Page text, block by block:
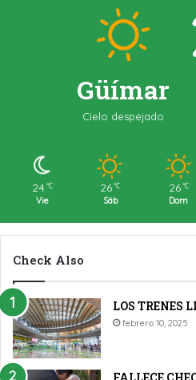
Güímar
Cielo despejado
24 ℃
Vie
26 ℃
Sáb
26 ℃
Dom
Check Also
LOS TRENES
febrero 10, 2025